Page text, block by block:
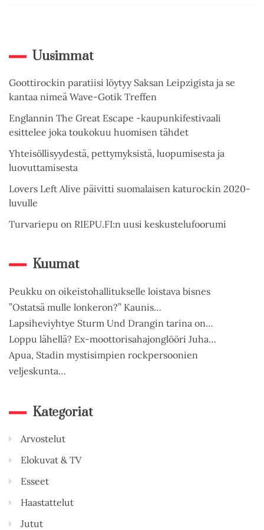
Uusimmat
Goottirockin paratiisi löytyy Saksan Leipzigista ja se
kantaa nimeä Wave-Gotik Treffen
Englannin The Great Escape -kaupunkifestivaali
esittelee joka toukokuu huomisen tähdet
Yhteisöllisyydestä, pettymyksistä, luopumisesta ja
luovuttamisesta
Lovers Left Alive päivitti suomalaisen katurockin 2020-
luvulle
Turvariepu on RIEPU.FI:n uusi keskustelufoorumi
Kuumat
Peukku on oikeistohallitukselle loistava bisnes
”Ostatsä mulle lonkeron?” Kaunis…
Lapsiheviyhtye Sturm Und Drangin tarina on…
Loppu lähellä? Ex-moottorisahajonglööri Juha…
Apua, Stadin mystisimpien rockpersoonien
veljeskunta…
Kategoriat
Arvostelut
Elokuvat & TV
Esseet
Haastattelut
Jutut